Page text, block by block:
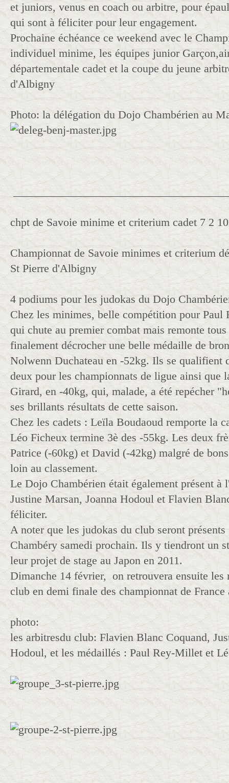
et juniors, venus en coach ou arbitre, pour
qui sont à féliciter pour leur engagement.
Prochaine échéance ce weekend avec le
individuel minime, les équipes junior
départementale cadet et la coupe du jeune
d'Albigny
Photo: la délégation du Dojo Chambérien au
chpt de Savoie minime et criterium cadet 7 2 10
Championnat de Savoie minimes et criterium
St Pierre d'Albigny
4 podiums pour les judokas du Dojo
Chez les minimes, belle compétition pour
qui chute au premier combat mais remonte
finalement décrocher une belle médaille de
Nolwenn Duchateau en -52kg. Ils se qualifient
deux pour les championnats de ligue ainsi que
Girard, en -40kg, qui, malade, a été repécher
ses brillants résultats de cette saison.
Chez les cadets : Leïla Boudaoud remporte la
Léo Ficheux termine 3è des -55kg. Les deux
Patrice (-60kg) et David (-42kg) malgré de
loin au classement.
Le Dojo Chambérien était également présent à
Justine Marsan, Joanna Hodoul et Flavien
féliciter.
A noter que les judokas du club seront
Chambéry samedi prochain. Ils y tiendront un
leur projet de stage au Japon en 2011.
Dimanche 14 février, on retrouvera ensuite les
club en demi finale des championnat de
photo:
les arbitresdu club: Flavien Blanc Coquand,
Hodoul, et les médaillés : Paul Rey-Millet et